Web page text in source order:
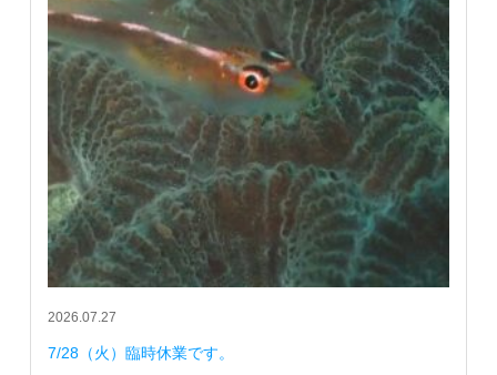
2026.07.27
7/28（火）臨時休業です。